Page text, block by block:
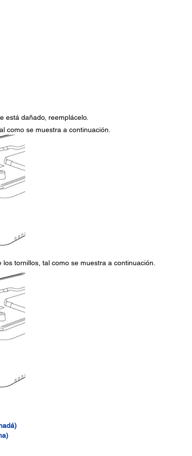
está dañado, reemplácelo.
como se muestra a continuación.
tornillos, tal como se muestra a continuación.